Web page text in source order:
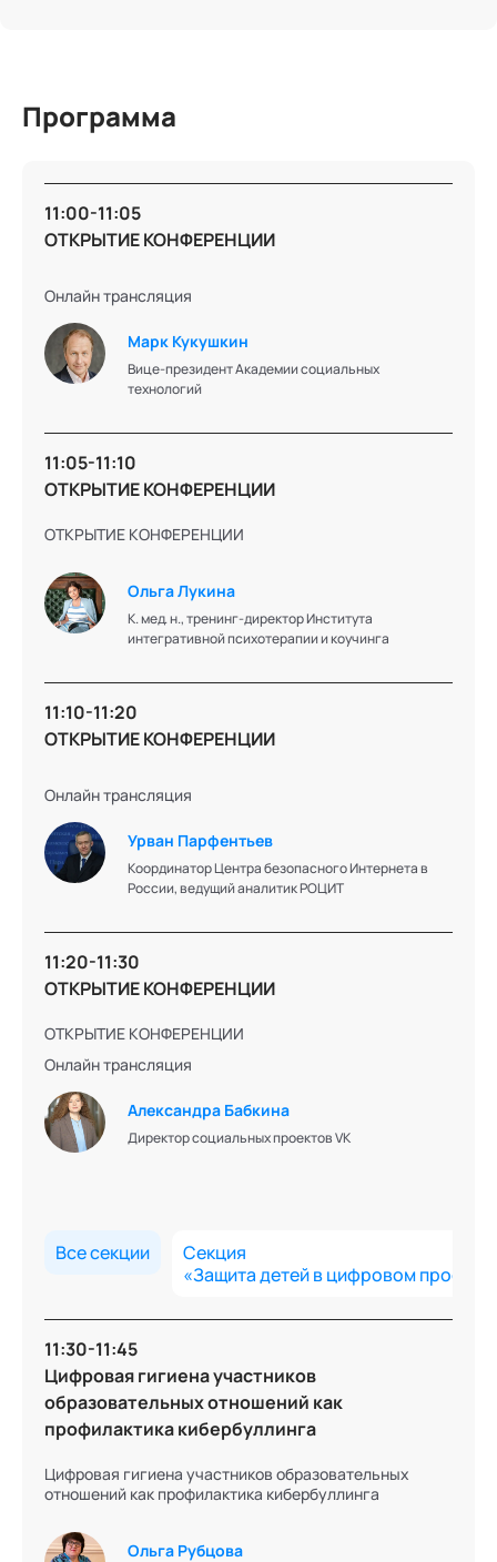
Кукушкин
Вице-президент Академии социальных технологий
Подробнее об эксперте
Ольга
Лукина
К. мед. н., тренинг-директор Института
интегративной психотерапии и коучинга
Подробнее об эксперте
Доктор психологических наук, профессор, профессор
кафедры методологии психологии факультета
психологии МГУ имени М.В. Ломоносова
Подробнее об эксперте
Екатерина
Никандрова
Медиаменеджер Всероссийского конкурса «Начни
игру», АНО «Россия – страна возможностей»
Подробнее об эксперте
Программа
11:00-11:05
ОТКРЫТИЕ КОНФЕРЕНЦИИ
Онлайн трансляция
Марк Кукушкин
Вице-президент Академии социальных
технологий
11:05-11:10
ОТКРЫТИЕ КОНФЕРЕНЦИИ
ОТКРЫТИЕ КОНФЕРЕНЦИИ
Ольга Лукина
К. мед. н., тренинг-директор Института
интегративной психотерапии и коучинга
11:10-11:20
ОТКРЫТИЕ КОНФЕРЕНЦИИ
Онлайн трансляция
Урван Парфентьев
Координатор Центра безопасного Интернета в
России, ведущий аналитик РОЦИТ
11:20-11:30
ОТКРЫТИЕ КОНФЕРЕНЦИИ
ОТКРЫТИЕ КОНФЕРЕНЦИИ
Онлайн трансляция
Александра Бабкина
Директор социальных проектов VK
Все секции
Секция
«Защита детей в цифровом
11:30-11:45
Цифровая гигиена участников
образовательных отношений как
профилактика кибербуллинга
Цифровая гигиена участников образовательных
отношений как профилактика кибербуллинга
Ольга Рубцова